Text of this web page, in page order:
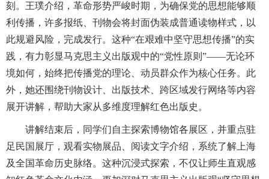
刻。王璞介绍，革命形势严峻时期，为确保党的思想能够顺
利传播，许多报纸、刊物会将封面伪装成普通读物样式，以
此规避风险，完成发行。这种“在艰难中坚守思想传播”的实
践，有力彰显马克思主义出版观中的“党性原则”——无论环
境如何，始终把传播党的理论、动员群众作为核心任务。此
外，她还围绕刊物设计、出版技术、跨区域发行网络等内容
展开讲解，帮助大家从多维度理解红色出版史。
讲解结束后，同学们自主探索博物馆各展区，并重点驻
足民国展厅，观看实物展品、阅读文字介绍，系统了解上海
及全国革命历史脉络。这种沉浸式探索，不仅让师生直观感